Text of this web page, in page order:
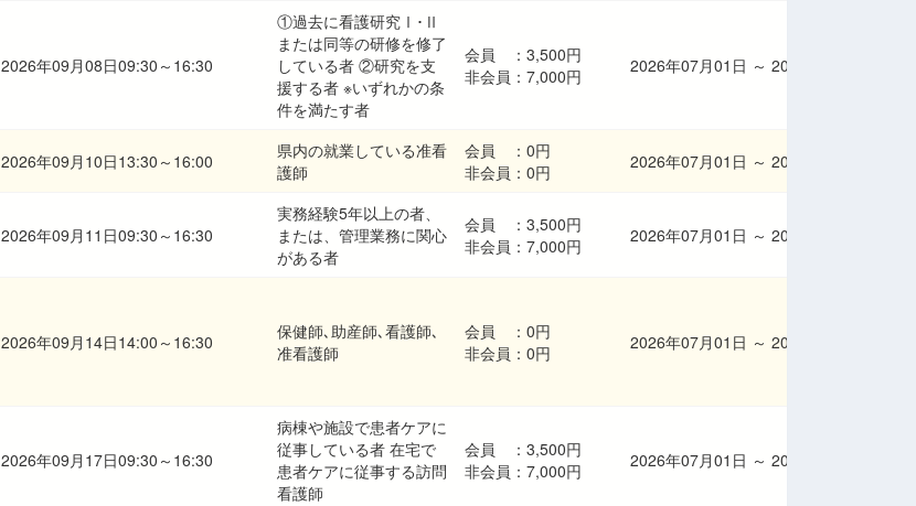
2026年09月08日09:30～16:30
①過去に看護研究Ⅰ･Ⅱ
または同等の研修を修了
している者 ②研究を支
援する者 ※いずれかの条
件を満たす者
会員 ： 3,500円
非会員： 7,000円 2026年07月01日 ～ 2026年08月23日
2026年09月10日13:30～16:00
県内の就業している准看
護師
会員 ： 0円
非会員： 0円 2026年07月01日 ～ 2026年08月23日
2026年09月11日09:30～16:30
実務経験5年以上の者、
または、管理業務に関心
がある者
会員 ： 3,500円
非会員： 7,000円 2026年07月01日 ～ 2026年08月23日
2026年09月14日14:00～16:30
保健師､助産師､看護師､
准看護師
会員 ： 0円
非会員： 0円 2026年07月01日 ～ 2026年08月23日
2026年09月17日09:30～16:30
病棟や施設で患者ケアに
従事している者 在宅で
患者ケアに従事する訪問
看護師
会員 ： 3,500円
非会員： 7,000円 2026年07月01日 ～ 2026年08月23日